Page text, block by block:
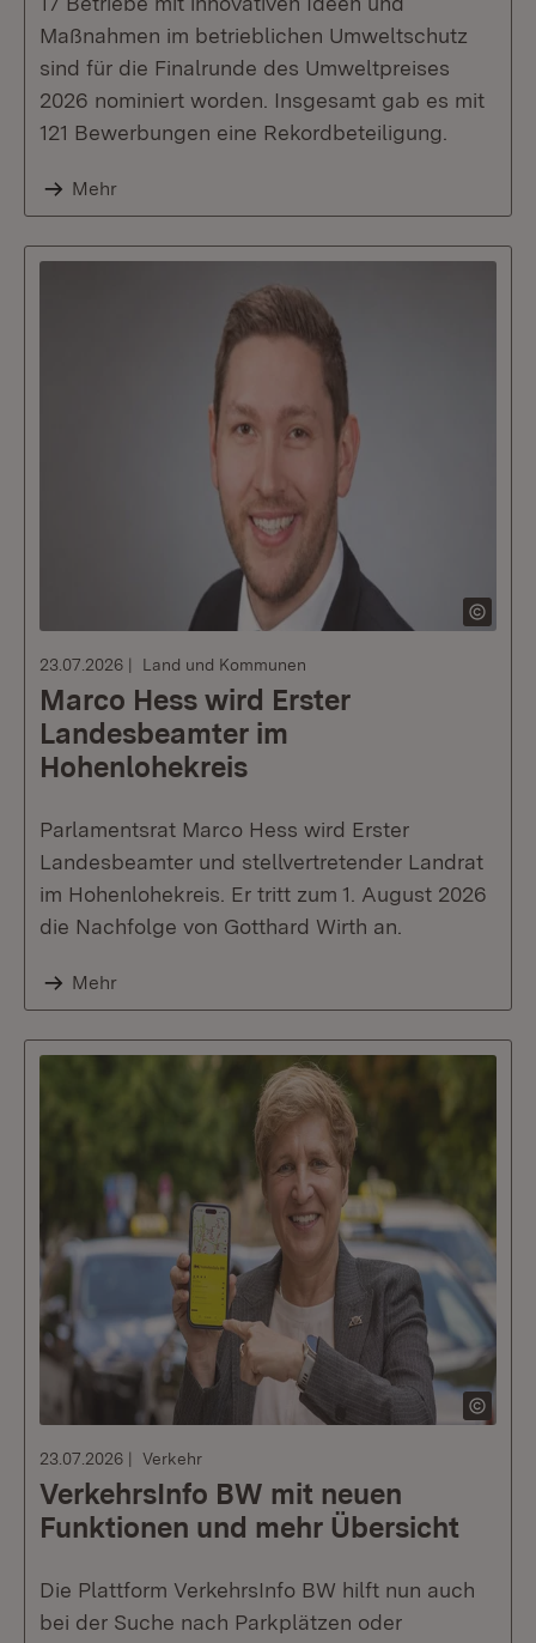
Maßnahmen im betrieblichen Umweltschutz
sind für die Finalrunde des Umweltpreises
2026 nominiert worden. Insgesamt gab es mit
121 Bewerbungen eine Rekordbeteiligung.
Mehr
23.07.2026 Land und Kommunen
Marco Hess wird Erster
Landesbeamter im
Hohenlohekreis
Parlamentsrat Marco Hess wird Erster
Landesbeamter und stellvertretender Landrat
im Hohenlohekreis. Er tritt zum 1. August 2026
die Nachfolge von Gotthard Wirth an.
Mehr
23.07.2026 Verkehr
VerkehrsInfo BW mit neuen
Funktionen und mehr Übersicht
Die Plattform VerkehrsInfo BW hilft nun auch
bei der Suche nach Parkplätzen oder